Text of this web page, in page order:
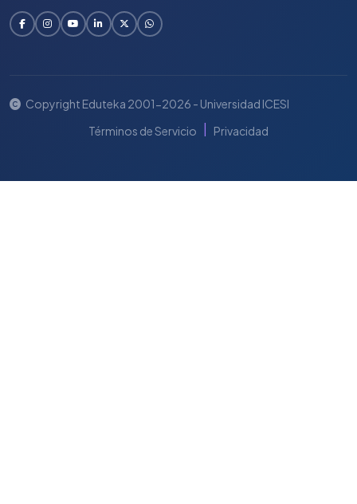
Copyright Eduteka 2001-2026 - Universidad ICESI
Términos de Servicio | Privacidad